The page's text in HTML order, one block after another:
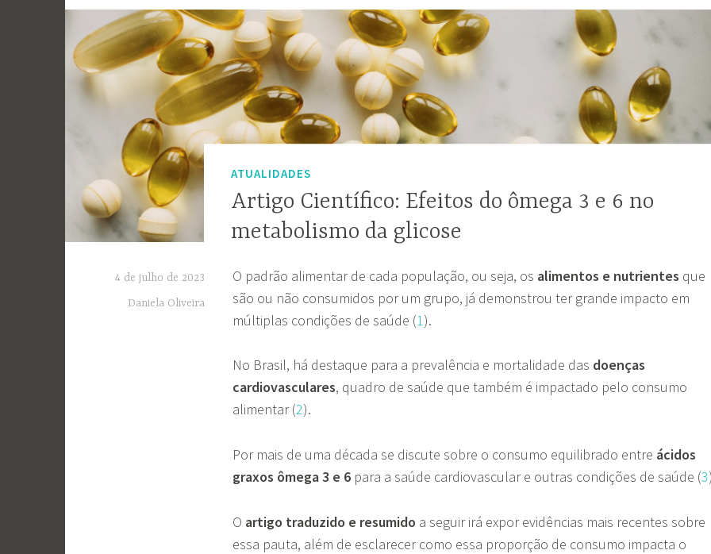
ATUALIDADES
Artigo Científico: Efeitos do ômega 3 e 6 no
metabolismo da glicose
4 de julho de 2023
Daniela Oliveira
O padrão alimentar de cada população, ou seja, os alimentos e nutrientes que
são ou não consumidos por um grupo, já demonstrou ter grande impacto em
múltiplas condições de saúde (1).
No Brasil, há destaque para a prevalência e mortalidade das doenças
cardiovasculares, quadro de saúde que também é impactado pelo consumo
alimentar (2).
Por mais de uma década se discute sobre o consumo equilibrado entre ácidos
graxos ômega 3 e 6 para a saúde cardiovascular e outras condições de saúde (3
O artigo traduzido e resumido a seguir irá expor evidências mais recentes sobre
essa pauta, além de esclarecer como essa proporção de consumo impacta o